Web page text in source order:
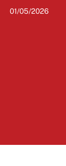
01/05/2026